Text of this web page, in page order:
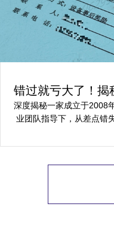
错过就亏大了！揭
轻松拿下省级技
深度揭秘一家成立于2008
业团队指导下，从差点错